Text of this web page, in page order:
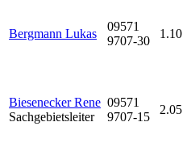
Bergmann Lukas
09571
9707-30
1.10
Biesenecker Rene
Sachgebietsleiter
09571
9707-15
2.05